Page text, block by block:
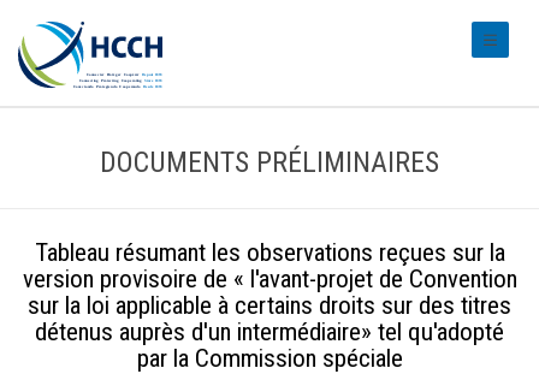
DOCUMENTS PRÉLIMINAIRES
Tableau résumant les observations reçues sur la
version provisoire de « l'avant-projet de Convention
sur la loi applicable à certains droits sur des titres
détenus auprès d'un intermédiaire» tel qu'adopté
par la Commission spéciale